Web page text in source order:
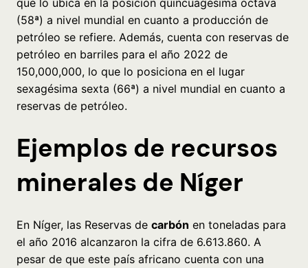
(58ª) a nivel mundial en cuanto a producción de
petróleo se refiere. Además, cuenta con reservas de
petróleo en barriles para el año 2022 de
150,000,000, lo que lo posiciona en el lugar
sexagésima sexta (66ª) a nivel mundial en cuanto a
reservas de petróleo.
Ejemplos de recursos
minerales de Níger
En Níger, las Reservas de carbón en toneladas para
el año 2016 alcanzaron la cifra de 6.613.860. A
pesar de que este país africano cuenta con una